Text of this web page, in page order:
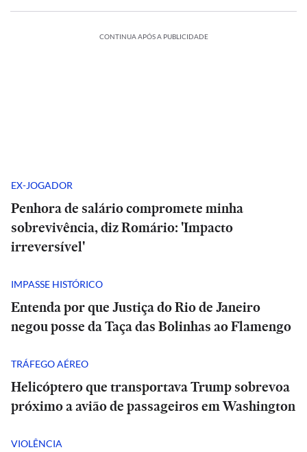
CONTINUA APÓS A PUBLICIDADE
EX-JOGADOR
Penhora de salário compromete minha
sobrevivência, diz Romário: 'Impacto
irreversível'
IMPASSE HISTÓRICO
Entenda por que Justiça do Rio de Janeiro
negou posse da Taça das Bolinhas ao Flamengo
TRÁFEGO AÉREO
Helicóptero que transportava Trump sobrevoa
próximo a avião de passageiros em Washington
VIOLÊNCIA